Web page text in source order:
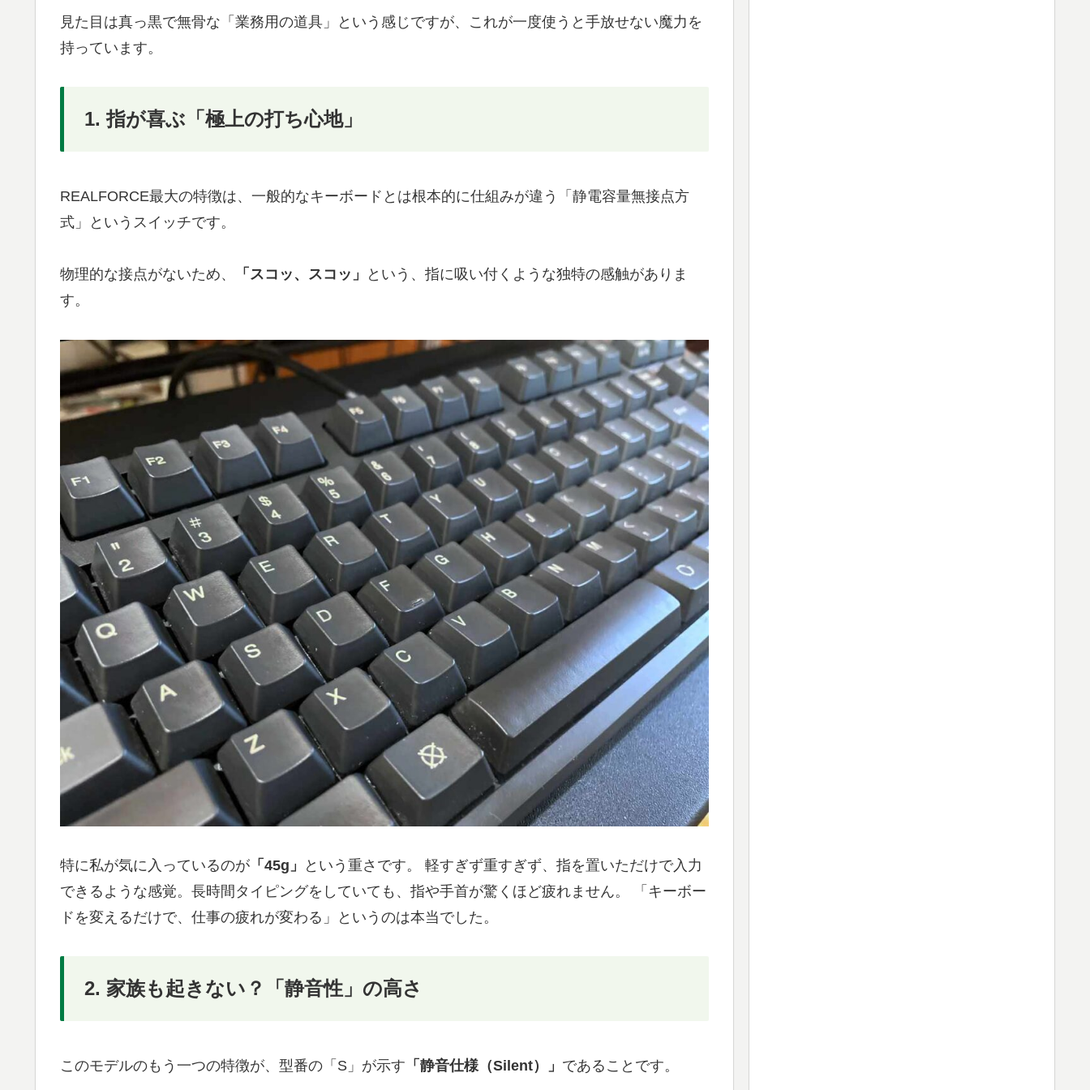
見た目は真っ黒で無骨な「業務用の道具」という感じですが、これが一度使うと手放せない魔力を
持っています。
1. 指が喜ぶ「極上の打ち心地」
REALFORCE最大の特徴は、一般的なキーボードとは根本的に仕組みが違う「静電容量無接点方
式」というスイッチです。
物理的な接点がないため、 「スコッ、スコッ」
という、指に吸い付くような独特の感触がありま
す。
特に私が気に入っているのが 「45g」
という重さです。 軽すぎず重すぎず、指を置いただけで入力
できるような感覚。長時間タイピングをしていても、指や手首が驚くほど疲れません。 「キーボー
ドを変えるだけで、仕事の疲れが変わる」というのは本当でした。
2. 家族も起きない？「静音性」の高さ
このモデルのもう一つの特徴が、型番の「S」が示す 「静音仕様（Silent）」 であることです。